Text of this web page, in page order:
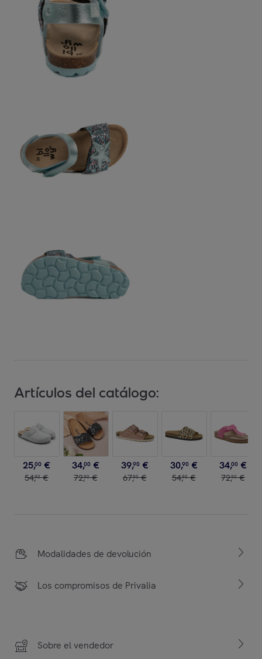
Artículos del catálogo:
25,00 €
54,90 €
34,00 €
72,90 €
39,90 €
67,90 €
30,90 €
54,90 €
34,00 €
72,90 €
Modalidades de devolución
Los compromisos de Privalia
Sobre el vendedor